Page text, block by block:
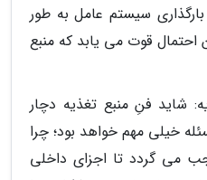
سیستم عامل به طور
احتمال قوت می یابد که منبع
شاید فنِ منبع تغذیه دچار
خیلی مهم خواهد بود؛ چرا
می گردد تا اجزای داخلی